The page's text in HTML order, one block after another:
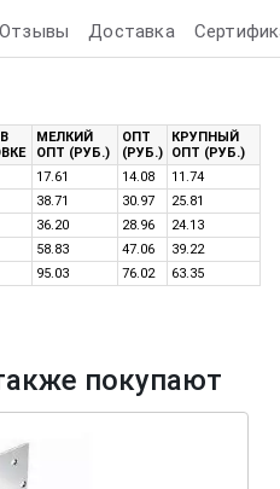
Отзывы Доставка
МЕЛКИЙ
ОПТ (РУБ.)
ОПТ
(РУБ.)
КРУПНЫЙ
ОПТ (РУБ.)
17.61 14.08
11.74
38.71 30.97
25.81
36.20 28.96
24.13
58.83 47.06
39.22
95.03 76.02 63.35
покупают